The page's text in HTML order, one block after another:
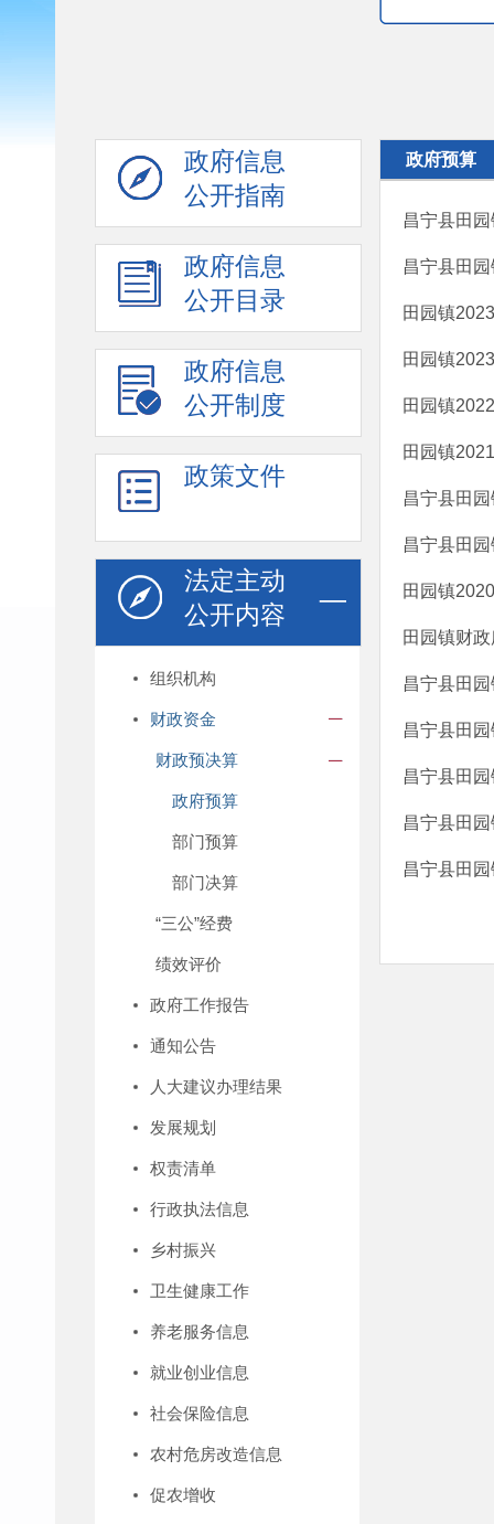
政府信息
公开指南
政府信息
公开目录
政府信息
公开制度
政策文件
法定主动
公开内容
组织机构
财政资金
财政预决算
政府预算
部门预算
部门决算
“三公”经费
绩效评价
政府工作报告
通知公告
人大建议办理结果
发展规划
权责清单
行政执法信息
乡村振兴
卫生健康工作
养老服务信息
就业创业信息
社会保险信息
农村危房改造信息
促农增收
政府预算
昌宁县田
昌宁县田
田园镇
田园镇
田园镇
田园镇
昌宁县田
昌宁县田
田园镇
田园镇财
昌宁县田
昌宁县田
昌宁县田
昌宁县田
昌宁县田